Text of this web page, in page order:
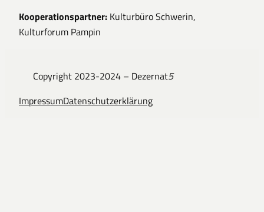
Kooperationspartner: Kulturbüro Schwerin,
Kulturforum Pampin
Copyright 2023-2024 – Dezernat5
ImpressumDatenschutzerklärung